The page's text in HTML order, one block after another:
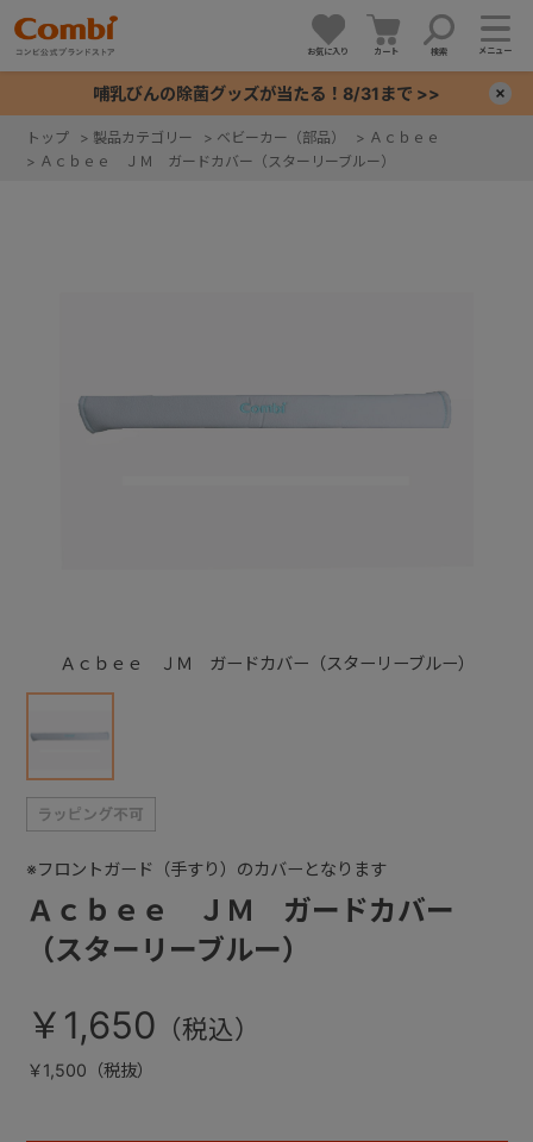
お気に入り カート 検索 メニュー
哺乳びんの除菌グッズが当たる！8/31まで >>
トップ > 製品カテゴリー > ベビーカー（部品） > Ａｃｂｅｅ
> Ａｃｂｅｅ ＪＭ ガードカバー（スターリーブルー）
Ａｃｂｅｅ ＪＭ ガードカバー（スターリーブルー）
Ａｃｂｅｅ ＪＭ ガードカバー
（スターリーブルー）
※フロントガード（手すり）のカバーとなります
￥1,650
￥1,500（税抜）